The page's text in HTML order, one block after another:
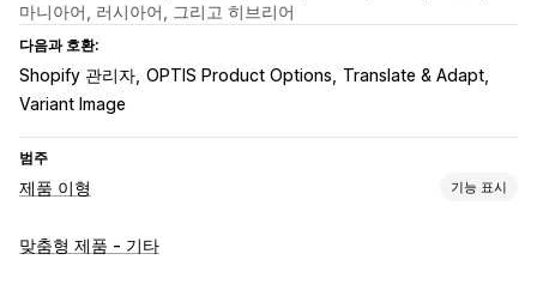
마니아어, 러시아어, 그리고 히브리어
다음과 호환:
Shopify 관리자 OPTIS Product Options
Translate & Adapt
Variant Image
범주
제품 이형 기능 표시
맞춤 설정
맞춤형 제품 - 기타